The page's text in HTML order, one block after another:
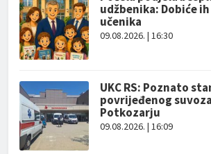
udžbenika: Dobiće
učenika
09.08.2026. | 16:30
UKC RS: Poznato
povrijeđenog
Potkozarju
09.08.2026. | 16:09